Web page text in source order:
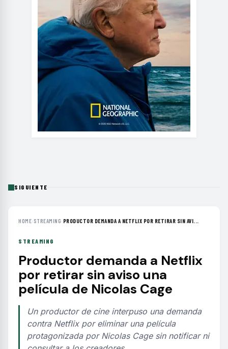
SIGUIENTE
HOME› STREAMING› PRODUCTOR DEMANDA A NETFLIX POR RETIRAR SIN AVI...
STREAMING
Productor demanda a Netflix
por retirar sin aviso una
película de Nicolas Cage
Un productor de cine interpuso una demanda
contra Netflix por eliminar una película
protagonizada por Nicolas Cage sin notificar ni